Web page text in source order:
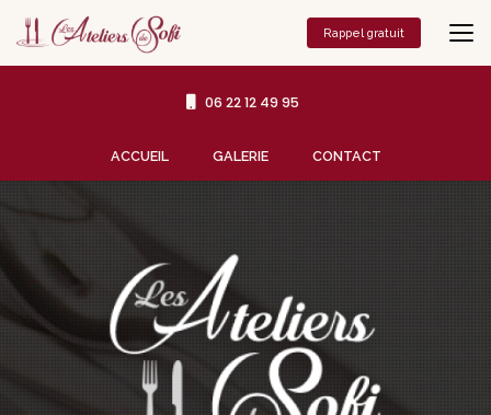
contenu
principal
06 22 12 49 95
ACCUEIL GALERIE CONTACT
Rappel gratuit